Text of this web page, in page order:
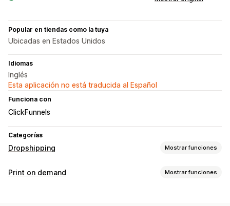
Popular en tiendas como la tuya
Ubicadas en Estados Unidos
Idiomas
Inglés
Esta aplicación no está traducida al Español
Funciona con
ClickFunnels
Categorías
Dropshipping Mostrar funciones
Productos que puedes adquirir
Print on demand Mostrar funciones